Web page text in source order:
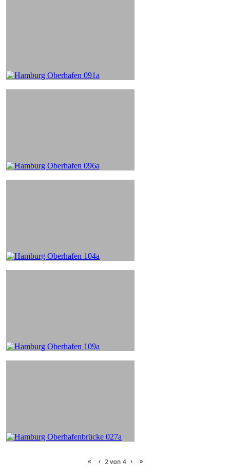
« ‹ 2von 4 › »